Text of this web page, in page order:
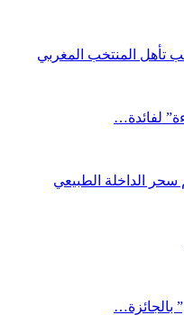
تأهل المنتخب المغربي
لفائدة…
الداخلة الطبيعي
بالجائزة…